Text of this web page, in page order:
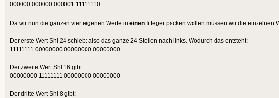
000000 000000 000001 11111110
Da wir nun die ganzen vier eigenen Werte in einen Integer packen wollen müssen wir die einzelnen
Der erste Wert Shl 24 schiebt also das ganze 24 Stellen nach links. Wodurch das entsteht:
11111111 00000000 00000000 00000000
Der zweite Wert Shl 16 gibt:
00000000 11111111 00000000 00000000
Der dritte Wert Shl 8 gibt: